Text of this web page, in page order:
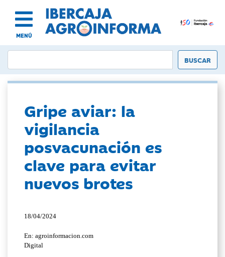
MENÚ
Gripe aviar: la
vigilancia
posvacunación es
clave para evitar
nuevos brotes
18/04/2024
En: agroinformacion.com
Digital